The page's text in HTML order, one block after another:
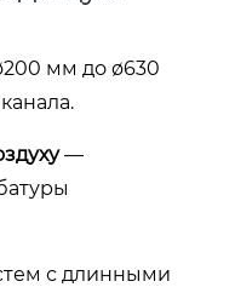
мм до ø630
—
с длинными